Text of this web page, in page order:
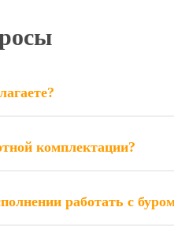
комплектации?
работать с